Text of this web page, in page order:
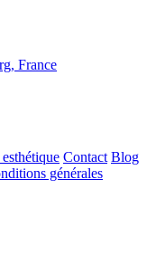
France
Contact Blog
générales